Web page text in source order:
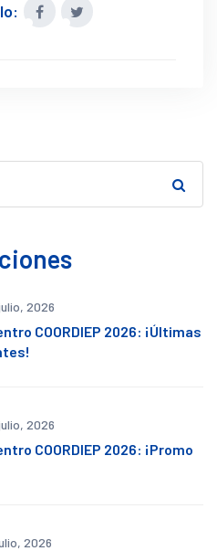
2026
COORDIEP 2026: ¡Últimas
2026
COORDIEP 2026: ¡Promo
2026